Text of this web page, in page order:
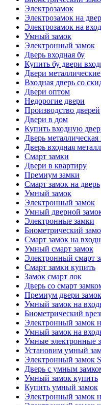
Электрозамок
Электрозамок на
Электрозамок на
Умный замок
Электронный замок
Дверь входная бу
Купить бу двери
Двери
Входная дверь со
Двери оптом
Недорогие двери
Производство дверей
Двери в дом
Купить входную
Дверь металлическая
Дверь входная
Смарт замки
Двери в квартиру
Премиум замки
Смарт замок на дверь
Умный замок
Электронный замок
Умный дверной
Электронные замки
Биометрический
Смарт замок на
Умный смарт замок
Электронный смарт
Смарт замки купить
Замок смарт лок
Дверь со смарт
Премиум двери замок
Умный замок на
Биометрический
Электронный замок
Умный замок на
Умные электронные
Установим умный
Электронный замок
Дверь с умным
Умный замок купить
Купить умный замок
Электронный замок